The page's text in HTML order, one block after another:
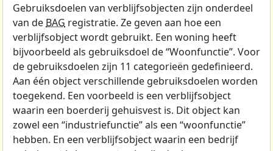
Gebruiksdoelen van verblijfsobjecten zijn onderdeel
van de BAG registratie. Ze geven aan hoe een
verblijfsobject wordt gebruikt. Een woning heeft
bijvoorbeeld als gebruiksdoel de “Woonfunctie”. Voor
de gebruiksdoelen zijn 11 categorieën gedefinieerd.
Aan één object verschillende gebruiksdoelen worden
toegekend. Een voorbeeld is een verblijfsobject
waarin een boerderij gehuisvest is. Dit object kan
zowel een “industriefunctie” als een “woonfunctie”
hebben. En een verblijfsobject waarin een bedrijf